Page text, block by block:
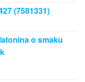
(7581331)
o smaku